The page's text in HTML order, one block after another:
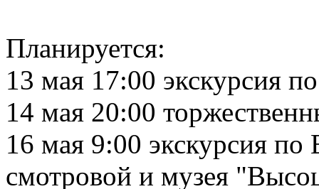
Планируется:
13 мая 17:00 экскурсия
14 мая 20:00
16 мая 9:00 экскурсия
смотровой и музея